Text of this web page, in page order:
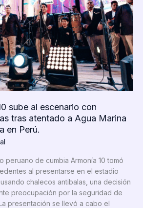
sube al escenario con
tras atentado a Agua Marina
en Perú.
peruano de cumbia Armonía 10 tomó
al presentarse en el estadio
chalecos antibalas, una decisión
preocupación por la seguridad de
presentación se llevó a cabo el